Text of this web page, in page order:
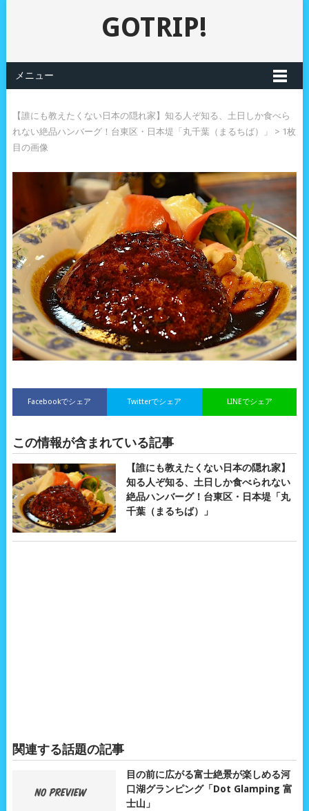
GOTRIP!
メニュー
【誰にも教えたくない日本の隠れ家】知る人ぞ知る、土日しか食べら
れない絶品ハンバーグ！台東区・日本堤「丸千葉（まるちば）」
> 1枚
目の画像
Facebookでシェア LINEでシェア
Twitterでシェア
この情報が含まれている記事
【誰にも教えたくない日本の隠れ家】
知る人ぞ知る、土日しか食べられない
絶品ハンバーグ！台東区・日本堤「丸
千葉（まるちば）」
関連する話題の記事
目の前に広がる富士絶景が楽しめる河
口湖グランピング「Dot Glamping 富
士山」